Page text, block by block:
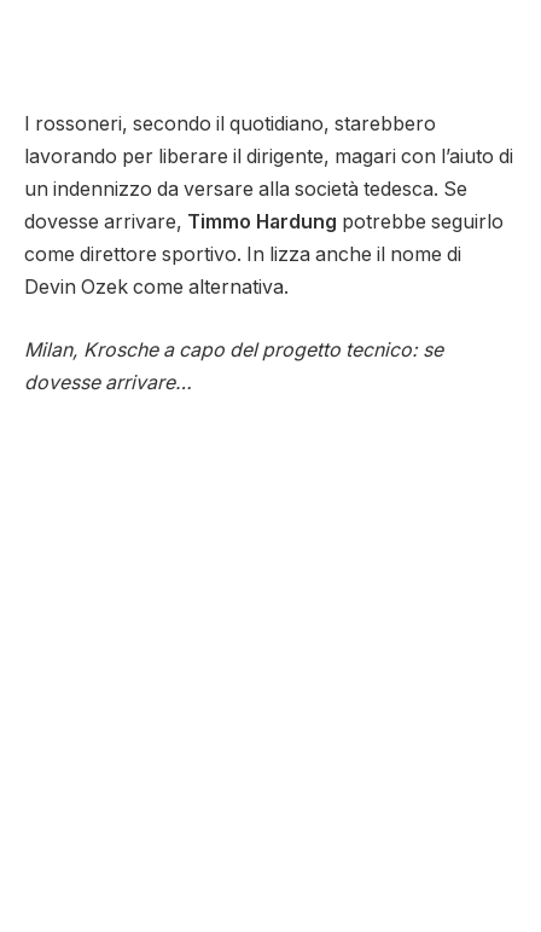
I rossoneri, secondo il quotidiano, starebbero
lavorando per liberare il dirigente, magari con l’aiuto di
un indennizzo da versare alla società tedesca. Se
dovesse arrivare, Timmo Hardung potrebbe seguirlo
come direttore sportivo. In lizza anche il nome di
Devin Ozek come alternativa.
Milan, Krosche a capo del progetto tecnico: se
dovesse arrivare…